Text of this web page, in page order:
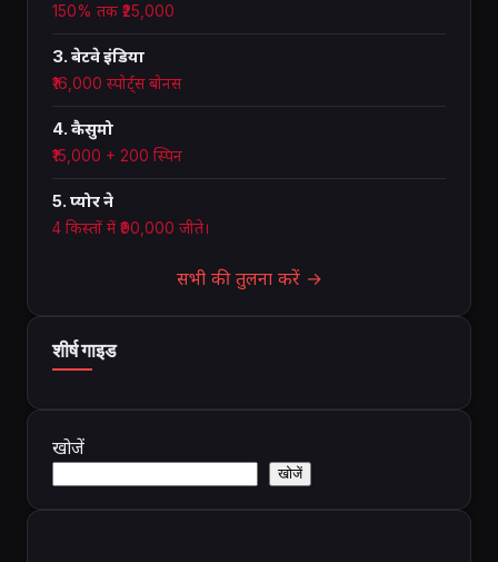
150% तक ₹25,000
3. बेटवे इंडिया
₹16,000 स्पोर्ट्स बोनस
4. कैसुमो
₹15,000 + 200 स्पिन
5. प्योर ने
4 किस्तों में ₹90,000 जीते।
सभी की तुलना करें →
शीर्ष गाइड
खोजें
खोजें